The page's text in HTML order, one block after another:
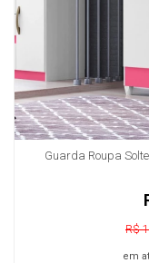
Guarda Roupa
R$
em